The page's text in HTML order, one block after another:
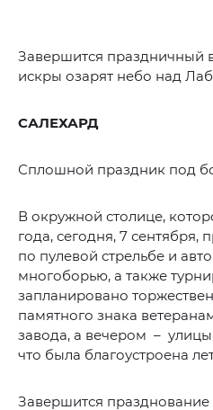
Завершится праздничный
искры озарят небо над
САЛЕХАРД
Сплошной праздник под
В окружной столице,
года, сегодня, 7 сентября,
по пулевой стрельбе и
многоборью, а также
запланировано
памятного знака
завода, а вечером – улицы
что была благоустроена
Завершится